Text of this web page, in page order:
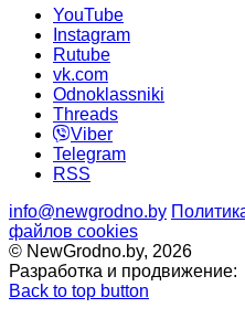
YouTube
Instagram
Rutube
vk.com
Odnoklassniki
Threads
Viber
Telegram
RSS
info@newgrodno.by
файлов cookies
© NewGrodno.by, 2026
Разработка и продвижение:
Back to top button